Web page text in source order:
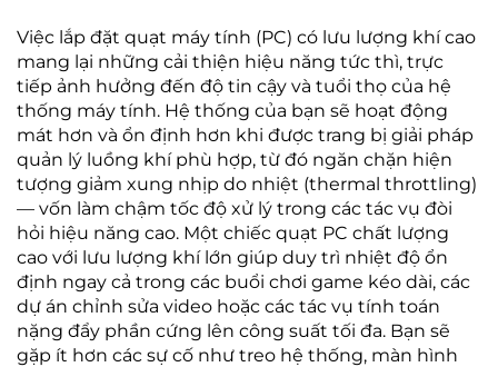
Việc lắp đặt quạt máy tính (PC) có lưu lượng khí cao
mang lại những cải thiện hiệu năng tức thì, trực
tiếp ảnh hưởng đến độ tin cậy và tuổi thọ của hệ
thống máy tính. Hệ thống của bạn sẽ hoạt động
mát hơn và ổn định hơn khi được trang bị giải pháp
quản lý luồng khí phù hợp, từ đó ngăn chặn hiện
tượng giảm xung nhịp do nhiệt (thermal throttling)
— vốn làm chậm tốc độ xử lý trong các tác vụ đòi
hỏi hiệu năng cao. Một chiếc quạt PC chất lượng
cao với lưu lượng khí lớn giúp duy trì nhiệt độ ổn
định ngay cả trong các buổi chơi game kéo dài, các
dự án chỉnh sửa video hoặc các tác vụ tính toán
nặng đẩy phần cứng lên công suất tối đa. Bạn sẽ
gặp ít hơn các sự cố như treo hệ thống, màn hình